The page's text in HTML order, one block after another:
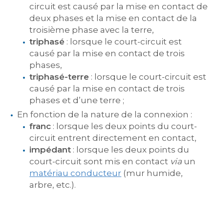
circuit est causé par la mise en contact de
deux phases et la mise en contact de la
troisième phase avec la terre,
triphasé : lorsque le court-circuit est
causé par la mise en contact de trois
phases,
triphasé-terre : lorsque le court-circuit est
causé par la mise en contact de trois
phases et d’une terre ;
En fonction de la nature de la connexion :
franc : lorsque les deux points du court-
circuit entrent directement en contact,
impédant : lorsque les deux points du
court-circuit sont mis en contact via un
matériau conducteur (mur humide,
arbre, etc.).